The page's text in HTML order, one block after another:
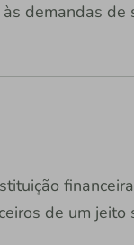
demandas de
de um jeito